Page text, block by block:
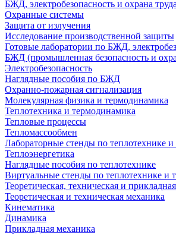
БЖД, электробезопасность и охрана труда
Охранные системы
Защита от излучения
Исследование производственной защиты
Готовые лаборатории по БЖД,
БЖД (промышленная безопасность и
Электробезопасность
Наглядные пособия по БЖД
Охранно-пожарная сигнализация
Молекулярная физика и термодинамика
Теплотехника и термодинамика
Тепловые процессы
Тепломассообмен
Лабораторные стенды по теплотехнике
Теплоэнергетика
Наглядные пособия по теплотехнике
Виртуальные стенды по теплотехнике и
Теоретическая, техническая и
Теоретическая и техническая механика
Кинематика
Динамика
Прикладная механика